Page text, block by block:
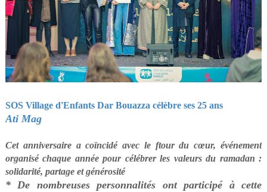
SOS Village d'Enfants Dar Bouazza célèbre ses 25 ans
Ati Mag
Cet anniversaire a coïncidé avec le ftour du cœur, événement
organisé chaque année pour célébrer les valeurs du ramadan :
solidarité, partage et générosité
* De nombreuses personnalités ont participé à cette